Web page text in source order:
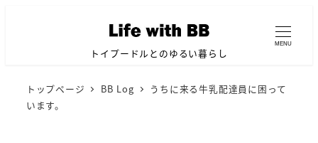
トイプードルとのゆるい暮らし
MENU
トップページ BB Log
うちに来る牛乳配達員に困って
います。